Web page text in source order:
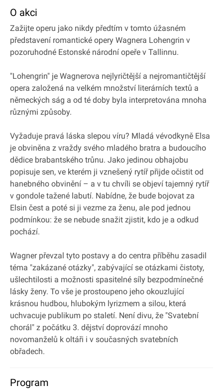
O akci
Zažijte operu jako nikdy předtím v tomto úžasném
představení romantické opery Wagnera Lohengrin v
pozoruhodné Estonské národní opeře v Tallinnu.
"Lohengrin" je Wagnerova nejlyričtější a nejromantičtější
opera založená na velkém množství literárních textů a
německých ság a od té doby byla interpretována mnoha
různými způsoby.
Vyžaduje pravá láska slepou víru? Mladá vévodkyně Elsa
je obviněna z vraždy svého mladého bratra a budoucího
dědice brabantského trůnu. Jako jedinou obhajobu
popisuje sen, ve kterém ji vznešený rytíř přijde očistit od
hanebného obvinění – a v tu chvíli se objeví tajemný rytíř
v gondole tažené labutí. Nabídne, že bude bojovat za
Elsin čest a poté si ji vezme za ženu, ale pod jednou
podmínkou: že se nebude snažit zjistit, kdo je a odkud
pochází.
Wagner převzal tyto postavy a do centra příběhu zasadil
téma "zakázané otázky", zabývající se otázkami čistoty,
ušlechtilosti a možnosti spasitelné síly bezpodmínečné
lásky ženy. To vše je prostoupeno jeho okouzlující
krásnou hudbou, hlubokým lyrizmem a silou, která
uchvacuje publikum po staletí. Není divu, že "Svatební
chorál" z počátku 3. dějství doprovází mnoho
novomanželů k oltáři i v současných svatebních
obřadech.
Program